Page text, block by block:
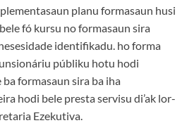
planu formasaun husi
fó kursu no formasaun sira
identifikadu. ho forma
públiku hotu hodi
formasaun sira ba iha
hodi bele presta servisu di’ak lor-
Ezekutiva.